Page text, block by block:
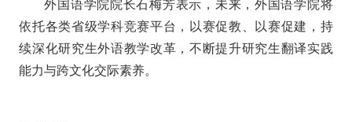
外国语学院院长石梅芳表示，未来，外国语学院将
依托各类省级学科竞赛平台，以赛促教、以赛促建，持
续深化研究生外语教学改革，不断提升研究生翻译实践
能力与跨文化交际素养。